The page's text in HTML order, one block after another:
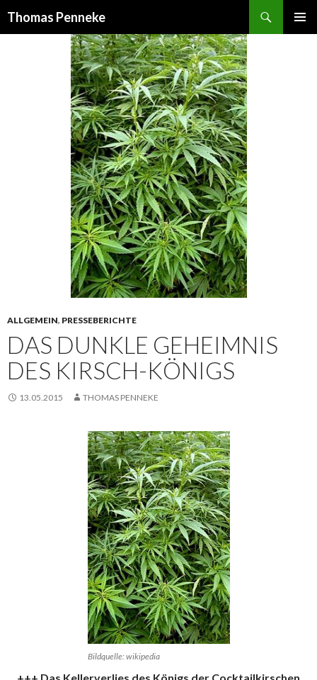
Thomas Penneke
ALLGEMEIN, PRESSEBERICHTE
DAS DUNKLE GEHEIMNIS
DES KIRSCH-KÖNIGS
13.05.2015 THOMAS PENNEKE
Bildquelle: wikipedia
+++ Das Kellerverlies des Königs der Cocktailkirschen